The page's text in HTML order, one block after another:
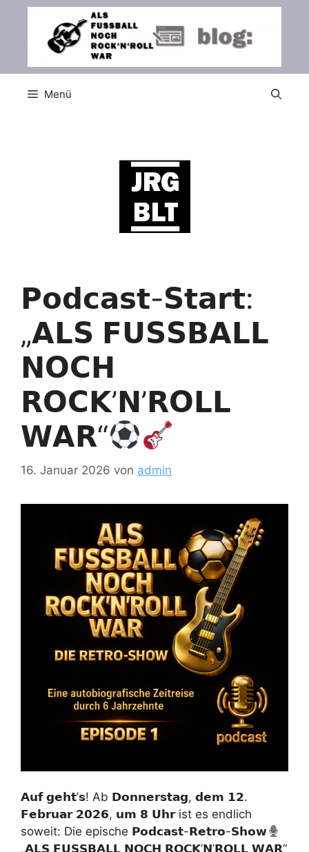
Menü
𝗣𝗼𝗱𝗰𝗮𝘀𝘁-𝗦𝘁𝗮𝗿𝘁:
„𝗔𝗟𝗦 𝗙𝗨𝗦𝗦𝗕𝗔𝗟𝗟
𝗡𝗢𝗖𝗛
𝗥𝗢𝗖𝗞’𝗡’𝗥𝗢𝗟𝗟
𝗪𝗔𝗥“
16. Januar 2026 von admin
𝗔𝘂𝗳 𝗴𝗲𝗵𝘁’𝘀! Ab 𝗗𝗼𝗻𝗻𝗲𝗿𝘀𝘁𝗮𝗴, 𝗱𝗲𝗺 𝟭𝟮.
𝗙𝗲𝗯𝗿𝘂𝗮𝗿 𝟮𝟬𝟮𝟲, 𝘂𝗺 𝟴 𝗨𝗵𝗿 ist es endlich
soweit: Die epische 𝗣𝗼𝗱𝗰𝗮𝘀𝘁-𝗥𝗲𝘁𝗿𝗼-𝗦𝗵𝗼𝘄
„𝗔𝗟𝗦 𝗙𝗨𝗦𝗦𝗕𝗔𝗟𝗟 𝗡𝗢𝗖𝗛 𝗥𝗢𝗖𝗞’𝗡’𝗥𝗢𝗟𝗟 𝗪𝗔𝗥“